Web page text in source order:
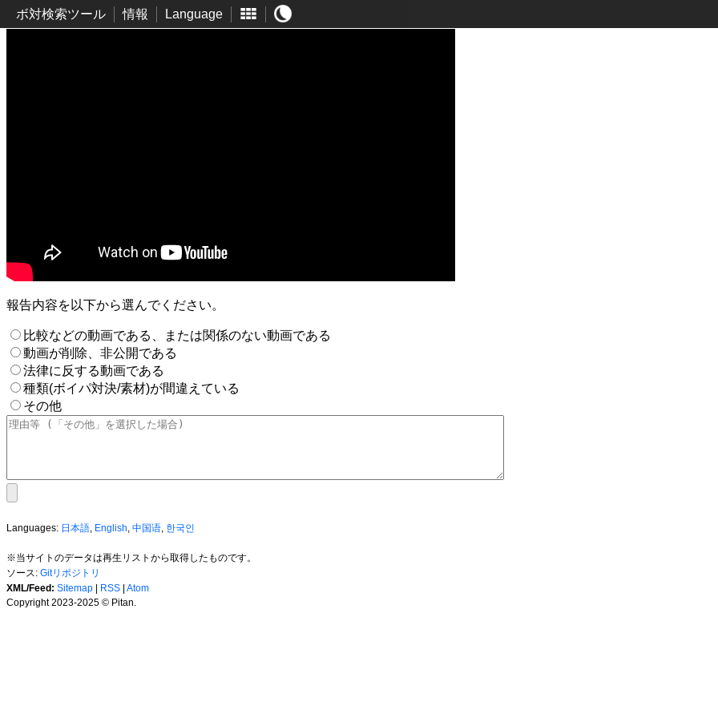
ボ対検索ツール 情報 Language
報告内容を以下から選んでください。
比較などの動画である、または関係のない動画である
動画が削除、非公開である
法律に反する動画である
種類(ボイパ対決/素材)が間違えている
その他
Languages: 日本語, English, 中国语, 한국인
※当サイトのデータは再生リストから取得したものです。
ソース: Gitリポジトリ
XML/Feed: Sitemap RSS Atom
Copyright 2023-2025 © Pitan.